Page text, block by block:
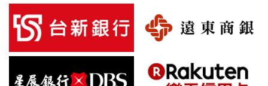
請妥善保管您在本公司及相關企業伙伴網站的帳號、密碼或個
人資料，不要將任何資料、密碼提供給任何人。並在您使用完
本公司相關企業伙伴網站所提供的服務後，務必記得登出帳戶
問或訂購時，請立即通知本站。